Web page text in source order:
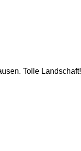
Tolle Landschaft!